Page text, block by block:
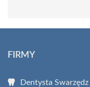
FIRMY
Dentysta Swarzędz